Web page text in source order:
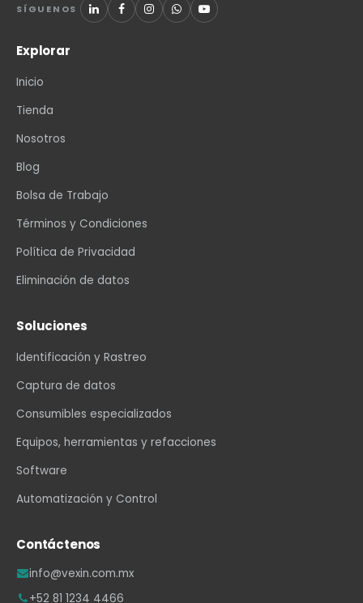
SÍGUENOS
Explorar
Inicio
Tienda
Nosotros
Blog
Bolsa de Trabajo
Términos y Condiciones
Política de Privacidad
Eliminación de datos
Soluciones
Identificación y Rastreo
Captura de datos
Consumibles especializados
Equipos, herramientas y refacciones
Software
Automatización y Control
Contáctenos
info@vexin.com.mx
+52 81 1234 4466